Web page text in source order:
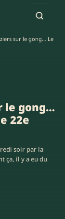
sur le gong… Le
le gong…
22e
soir par la
ça, il y a eu du